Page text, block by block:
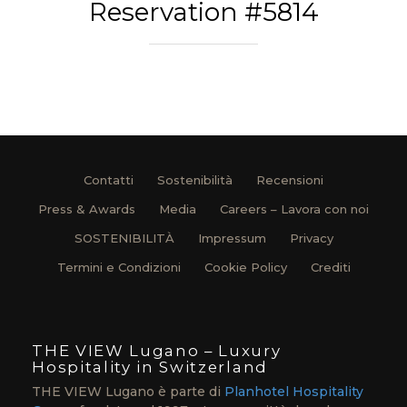
Reservation #5814
Contatti Sostenibilità
Recensioni
Press & Awards
Media
Careers – Lavora con noi
SOSTENIBILITÀ
Impressum
Privacy
Termini e Condizioni
Cookie Policy Crediti
THE VIEW Lugano – Luxury
Hospitality in Switzerland
THE VIEW Lugano è parte di Planhotel Hospitality